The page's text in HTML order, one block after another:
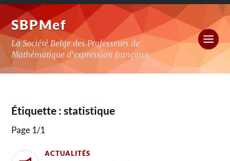
SBPMef
La Société Belge des Professeurs de
Mathématique d'expression française
Étiquette :statistique
Page 1/1
ACTUALITÉS